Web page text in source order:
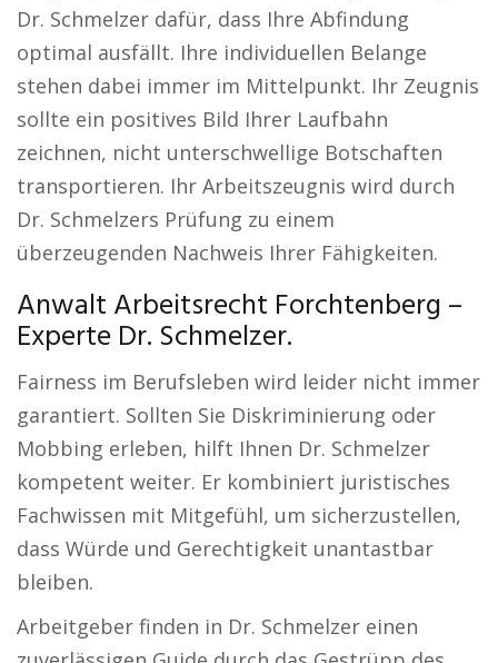
Dr. Schmelzer dafür, dass Ihre Abfindung
optimal ausfällt. Ihre individuellen Belange
stehen dabei immer im Mittelpunkt. Ihr Zeugnis
sollte ein positives Bild Ihrer Laufbahn
zeichnen, nicht unterschwellige Botschaften
transportieren. Ihr Arbeitszeugnis wird durch
Dr. Schmelzers Prüfung zu einem
überzeugenden Nachweis Ihrer Fähigkeiten.
Anwalt Arbeitsrecht Forchtenberg –
Experte Dr. Schmelzer.
Fairness im Berufsleben wird leider nicht immer
garantiert. Sollten Sie Diskriminierung oder
Mobbing erleben, hilft Ihnen Dr. Schmelzer
kompetent weiter. Er kombiniert juristisches
Fachwissen mit Mitgefühl, um sicherzustellen,
dass Würde und Gerechtigkeit unantastbar
bleiben.
Arbeitgeber finden in Dr. Schmelzer einen